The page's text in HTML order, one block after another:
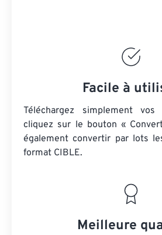
Facile à
Téléchargez simplement
cliquez sur le bouton «
également convertir par lots
format CIBLE.
Meilleure